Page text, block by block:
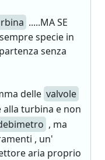
.....MA SE
specie in
senza
delle valvole
alla turbina e non
, ma
, un'
aria proprio